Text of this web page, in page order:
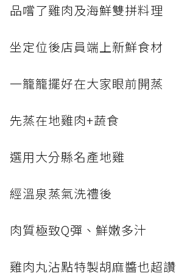
品嚐了雞肉及海鮮雙拼料理
坐定位後店員端上新鮮食材
一籠籠擺好在大家眼前開蒸
先蒸在地雞肉+蔬食
選用大分縣名產地雞
經溫泉蒸氣洗禮後
肉質極致Q彈、鮮嫩多汁
雞肉丸沾點特製胡麻醬也超讚